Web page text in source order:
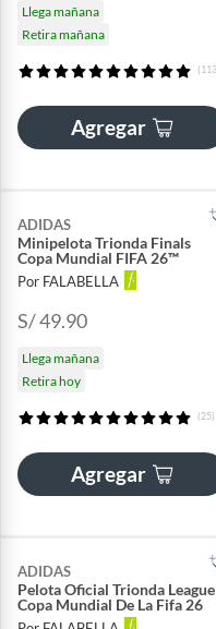
Llega mañana
Retira mañana
Agregar
ADIDAS
Minipelota Trionda Finals
Copa Mundial FIFA 26™
Por FALABELLA
S/ 49.90
Llega mañana
Retira hoy
(25)
Agregar
ADIDAS
Pelota Oficial Trionda League
Copa Mundial De La Fifa 26